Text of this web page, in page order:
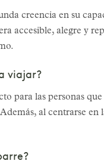
creencia en su
accesible, alegre y
viajar?
las personas que
al centrarse en